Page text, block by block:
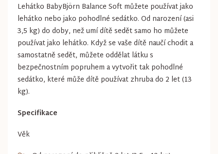
Lehátko BabyBjörn Balance Soft můžete používat jako
lehátko nebo jako pohodlné sedátko. Od narození (asi
3,5 kg) do doby, než umí dítě sedět samo ho můžete
používat jako lehátko. Když se vaše dítě naučí chodit a
samostatně sedět, můžete oddělat látku s
bezpečnostním popruhem a vytvořit tak pohodlné
sedátko, které může dítě používat zhruba do 2 let (13
kg).
Specifikace
Věk